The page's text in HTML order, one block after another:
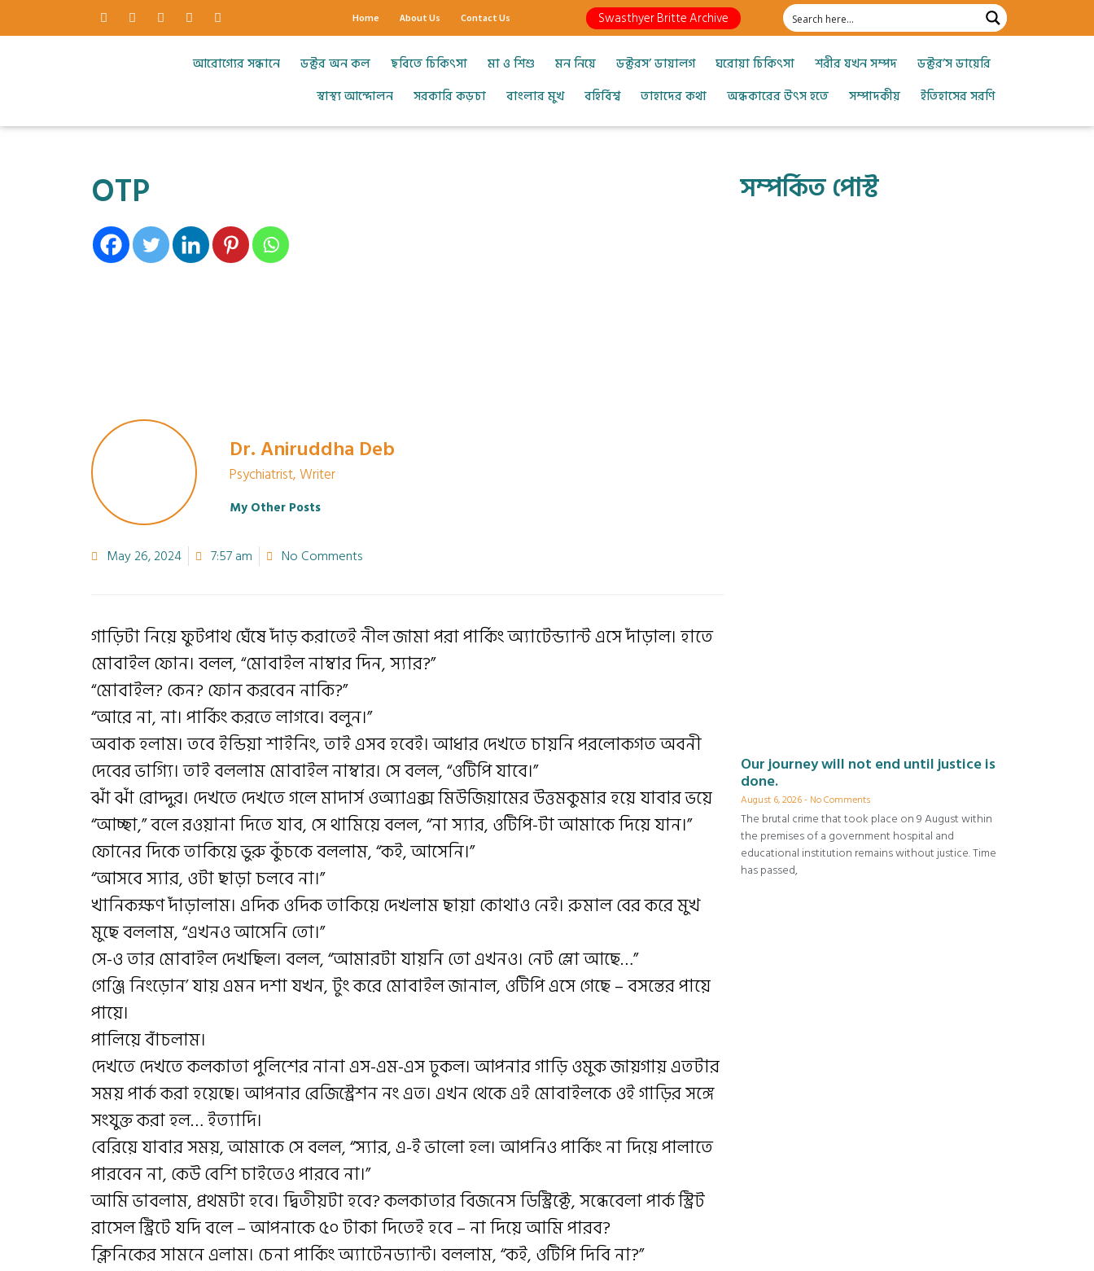
Home About Us Contact Us Swasthyer Britte Archive
আরোগ্যের সন্ধানে ডক্টর অন কল ছবিতে চিকিৎসা মা ও শিশু মন নিয়ে ডক্টরস’ ডায়ালগ ঘরোয়া চিকিৎসা শরীর যখন সম্পদ
ডক্টর’স ডায়েরি
স্বাস্থ্য আন্দোলন
সরকারি কড়চা বাংলার মুখ বহির্বিশ্ব তাহাদের কথা অন্ধকারের উৎস হতে সম্পাদকীয় ইতিহাসের সরণি
OTP
Dr. Aniruddha Deb
Psychiatrist, Writer
My Other Posts
May 26, 2024 7:57 am No Comments
গাড়িটা নিয়ে ফুটপাথ ঘেঁষে দাঁড় করাতেই নীল জামা পরা পার্কিং অ্যাটেন্ড্যান্ট এসে দাঁড়াল। হাতে
মোবাইল ফোন। বলল, “মোবাইল নাম্বার দিন, স্যার?”
“মোবাইল? কেন? ফোন করবেন নাকি?”
“আরে না, না। পার্কিং করতে লাগবে। বলুন।”
অবাক হলাম। তবে ইন্ডিয়া শাইনিং, তাই এসব হবেই। আধার দেখতে চায়নি পরলোকগত অবনী
দেবের ভাগ্যি। তাই বললাম মোবাইল নাম্বার। সে বলল, “ওটিপি যাবে।”
ঝাঁ ঝাঁ রোদ্দুর। দেখতে দেখতে গলে মাদার্স ওঅ্যাএক্স মিউজিয়ামের উত্তমকুমার হয়ে যাবার ভয়ে
“আচ্ছা,” বলে রওয়ানা দিতে যাব, সে থামিয়ে বলল, “না স্যার, ওটিপি-টা আমাকে দিয়ে যান।”
ফোনের দিকে তাকিয়ে ভুরু কুঁচকে বললাম, “কই, আসেনি।”
“আসবে স্যার, ওটা ছাড়া চলবে না।”
খানিকক্ষণ দাঁড়ালাম। এদিক ওদিক তাকিয়ে দেখলাম ছায়া কোথাও নেই। রুমাল বের করে মুখ
মুছে বললাম, “এখনও আসেনি তো।”
সে-ও তার মোবাইল দেখছিল। বলল, “আমারটা যায়নি তো এখনও। নেট স্লো আছে…”
গেঞ্জি নিংড়োন’ যায় এমন দশা যখন, টুং করে মোবাইল জানাল, ওটিপি এসে গেছে – বসন্তের পায়ে
পায়ে।
পালিয়ে বাঁচলাম।
দেখতে দেখতে কলকাতা পুলিশের নানা এস-এম-এস ঢুকল। আপনার গাড়ি ওমুক জায়গায় এতটার
সময় পার্ক করা হয়েছে। আপনার রেজিস্ট্রেশন নং এত। এখন থেকে এই মোবাইলকে ওই গাড়ির সঙ্গে
সংযুক্ত করা হল… ইত্যাদি।
বেরিয়ে যাবার সময়, আমাকে সে বলল, “স্যার, এ-ই ভালো হল। আপনিও পার্কিং না দিয়ে পালাতে
পারবেন না, কেউ বেশি চাইতেও পারবে না।”
আমি ভাবলাম, প্রথমটা হবে। দ্বিতীয়টা হবে? কলকাতার বিজনেস ডিস্ট্রিক্টে, সন্ধেবেলা পার্ক স্ট্রিট
রাসেল স্ট্রিটে যদি বলে – আপনাকে ৫০ টাকা দিতেই হবে – না দিয়ে আমি পারব?
ক্লিনিকের সামনে এলাম। চেনা পার্কিং অ্যাটেনড্যান্ট। বললাম, “কই, ওটিপি দিবি না?”
সম্পর্কিত পোস্ট
Our journey will not end until justice is
done.
August 6, 2026 No Comments
The brutal crime that took place on 9 August within
the premises of a government hospital and
educational institution remains without justice. Time
has passed,